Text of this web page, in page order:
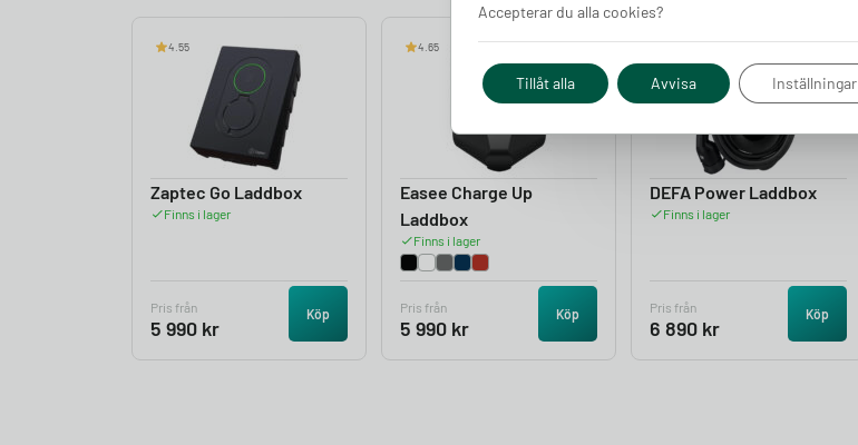
4.55
Zaptec Go Laddbox
Finns i lager
Pris från
5 990 kr
Köp
4.65
Easee Charge Up
Laddbox
Finns i lager
Pris från
5 990 kr
Köp
4.05
DEFA Power Laddbox
Finns i lager
Pris från
6 890 kr
Köp
Accepterar du alla cookies?
Tillåt alla Avvisa Inställningar